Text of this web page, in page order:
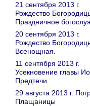
21 сентября 2013 г.
Рождество
Праздничное
20 сентября 2013 г.
Рождество
Всенощная.
11 сентября 2013 г.
Усекновение главы
Предтечи
29 августа 2013 г.
Плащаницы